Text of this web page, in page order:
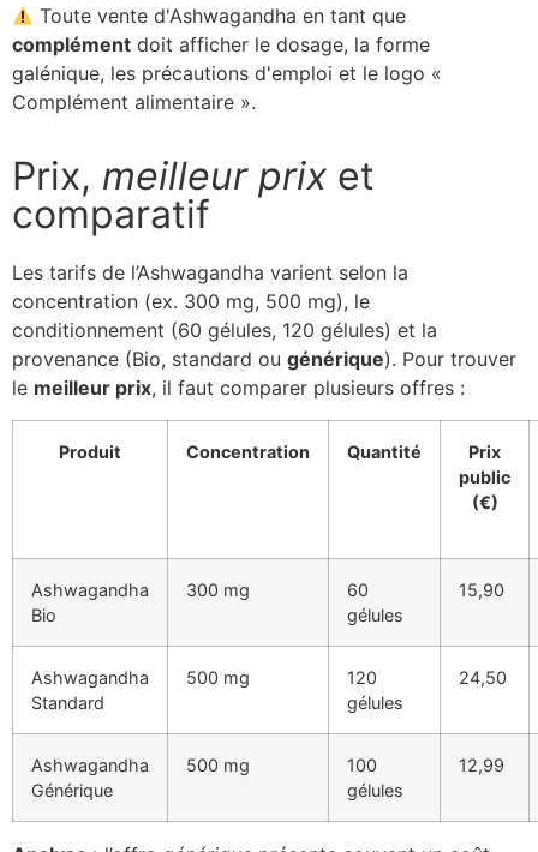
Toute vente d'Ashwagandha en tant que
complément doit afficher le dosage, la forme
galénique, les précautions d'emploi et le logo «
Complément alimentaire ».
Prix, meilleur prix et
comparatif
Les tarifs de l’Ashwagandha varient selon la
concentration (ex. 300 mg, 500 mg), le
conditionnement (60 gélules, 120 gélules) et la
provenance (Bio, standard ou générique). Pour trouver
le meilleur prix, il faut comparer plusieurs offres :
Produit Concentration Quantité
Prix
public
(€)
Ashwagandha
Bio
300 mg
60
gélules
15,90
Ashwagandha
Standard
500 mg
120
gélules
24,50
Ashwagandha
Générique
500 mg
100
gélules
12,99